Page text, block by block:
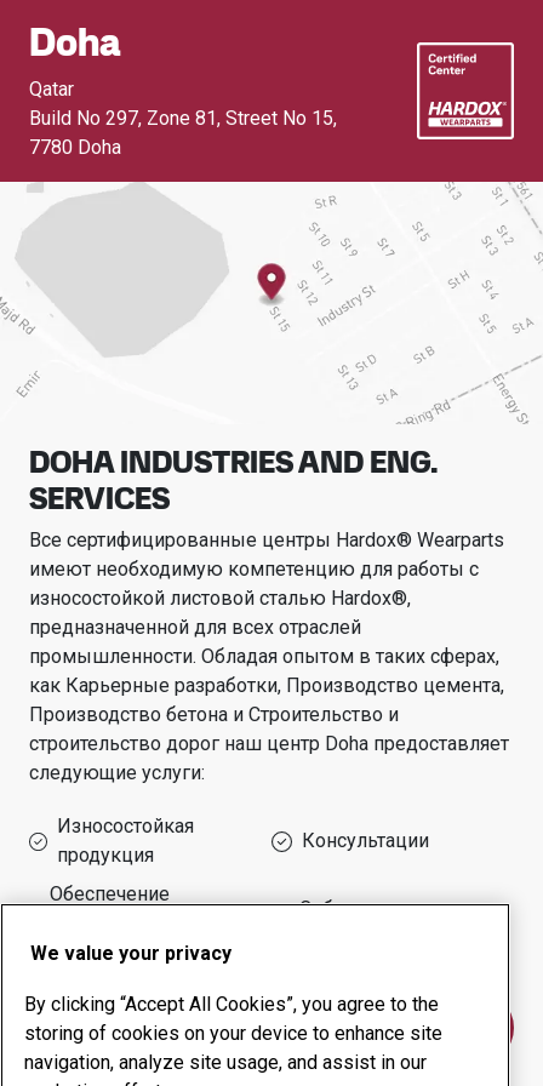
Doha
Qatar
Build No 297, Zone 81, Street No 15,
7780 Doha
DOHA INDUSTRIES AND ENG.
SERVICES
Все сертифицированные центры Hardox® Wearparts
имеют необходимую компетенцию для работы с
износостойкой листовой сталью Hardox®,
предназначенной для всех отраслей
промышленности. Обладая опытом в таких сферах,
как Карьерные разработки, Производство цемента,
Производство бетона и Строительство и
строительство дорог наш центр Doha предоставляет
следующие услуги:
Износостойкая
продукция
Консультации
Обеспечение
оборудования
Собственное
Свяжитесь с нами
We value your privacy
By clicking “Accept All Cookies”, you agree to the
storing of cookies on your device to enhance site
navigation, analyze site usage, and assist in our